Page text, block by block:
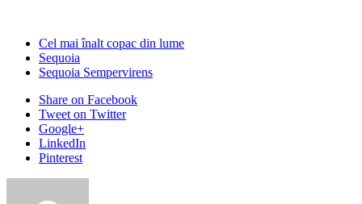
Cel mai înalt copac din lume
Sequoia
Sequoia Sempervirens
Share on Facebook
Tweet on Twitter
Google+
LinkedIn
Pinterest